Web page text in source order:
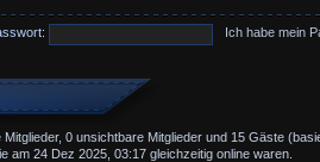
Ich habe mein
0 unsichtbare Mitglieder und 15 Gäste
am 24 Dez 2025, 03:17 gleichzeitig online waren.